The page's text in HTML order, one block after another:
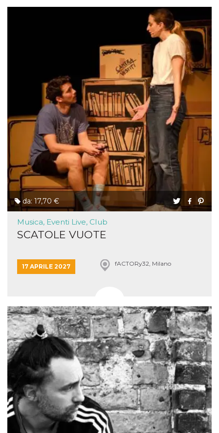
da: 17,70 €
Musica, Eventi Live, Club
SCATOLE VUOTE
17 APRILE 2027 fACTORy32, Milano